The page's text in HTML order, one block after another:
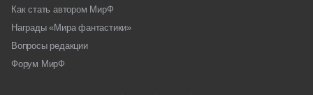
Как стать автором МирФ
Награды «Мира фантастики»
Вопросы редакции
Форум МирФ